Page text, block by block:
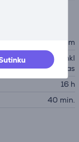
1,8 m
Elektros tinkl
as
16 h
40 min.